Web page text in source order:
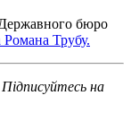
Державного бюро
Романа Трубу.
на